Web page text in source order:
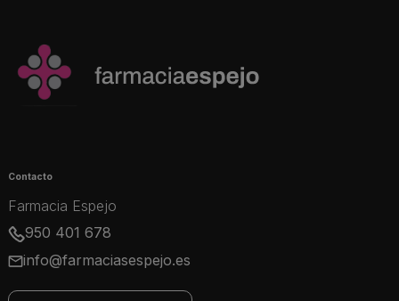
Contacto
Farmacia Espejo
950 401 678
info@farmaciasespejo.es